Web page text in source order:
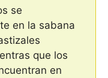
se
en la sabana
que los
en